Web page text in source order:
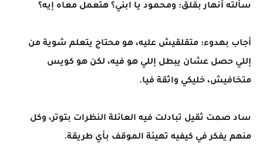
سألته آنهار بقلق: ومحمود يا ابني؟ هتعمل معاه إيه؟
أجاب بهدوء: متقلقيش عليه، هو محتاج يتعلم شوية من
إللي حصل عشان يبطل إللي هو فيه، لكن هو كويس
متخافيش، خليكي واثقة فيا.
ساد صمت ثقيل تبادلت فيه العائلة النظرات بتوتر، وكل
منهم يفكر في كيفيه تهيئة الموقف بأي طريقة.